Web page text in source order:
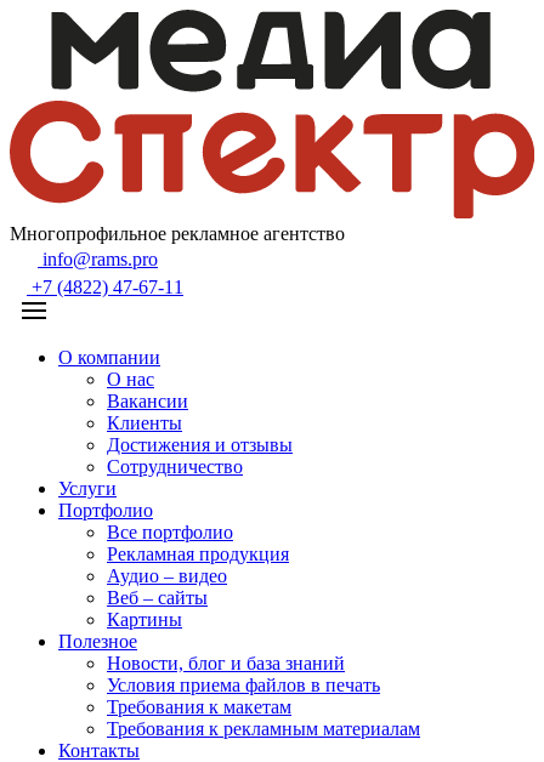
Многопрофильное рекламное агентство
info@rams.pro
+7 (4822) 47-67-11
О компании
О нас
Вакансии
Клиенты
Достижения и отзывы
Сотрудничество
Услуги
Портфолио
Все портфолио
Рекламная продукция
Аудио – видео
Веб – сайты
Картины
Полезное
Новости, блог и база знаний
Условия приема файлов в печать
Требования к макетам
Требования к рекламным материалам
Контакты